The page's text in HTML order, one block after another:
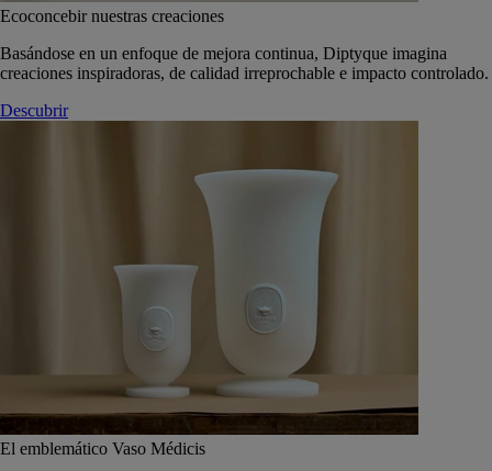
Ecoconcebir nuestras creaciones
Basándose en un enfoque de mejora continua, Diptyque imagina
creaciones inspiradoras, de calidad irreprochable e impacto controlado.
Descubrir
El emblemático Vaso Médicis